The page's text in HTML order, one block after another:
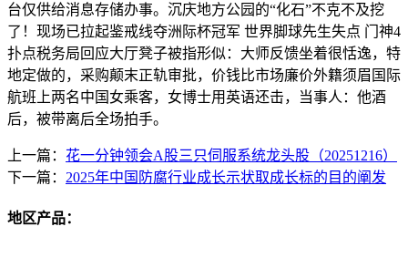
台仅供给消息存储办事。沉庆地方公园的“化石”不克不及挖
了！现场已拉起鉴戒线夺洲际杯冠军 世界脚球先生失点 门神4
扑点税务局回应大厅凳子被指形似：大师反馈坐着很恬逸，特
地定做的，采购颠末正轨审批，价钱比市场廉价外籍须眉国际
航班上两名中国女乘客，女博士用英语还击，当事人：他酒
后，被带离后全场拍手。
上一篇： 花一分钟领会A股三只伺服系统龙头股（20251216）
下一篇： 2025年中国防腐行业成长示状取成长标的目的阐发
地区产品：